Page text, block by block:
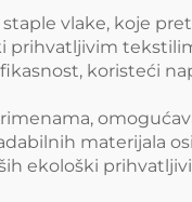
vlake, koje
prihvatljivim
koristeći
materijala
ekološki